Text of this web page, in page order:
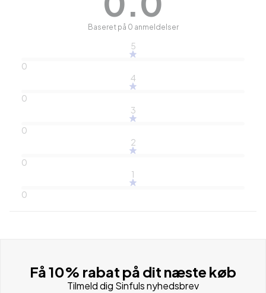
Baseret på 0 anmeldelser
5
0
4
0
3
0
2
0
1
0
Få 10% rabat på dit næste køb
Tilmeld dig Sinfuls nyhedsbrev